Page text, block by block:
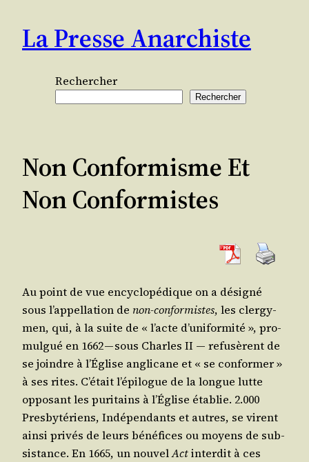
contenu
La Presse Anarchiste
Rechercher
Rechercher
Non Conformisme Et
Non Conformistes
Au point de vue ency­clo­pé­dique on a dési­gné
sous l’ap­pel­la­tion de non-confor­mistes, les cler­gy­
men, qui, à la suite de « l’acte d’u­ni­for­mi­té », pro­
mul­gué en 1662 — sous Charles II ― refu­sèrent de
se joindre à l’Église angli­cane et « se confor­mer »
à ses rites. C’é­tait l’é­pi­logue de la longue lutte
oppo­sant les puri­tains à l’É­glise éta­blie. 2.000
Pres­by­té­riens, Indé­pen­dants et autres, se virent
ain­si pri­vés de leurs béné­fices ou moyens de sub­
sis­tance. En 1665, un nou­velActinter­dit à ces